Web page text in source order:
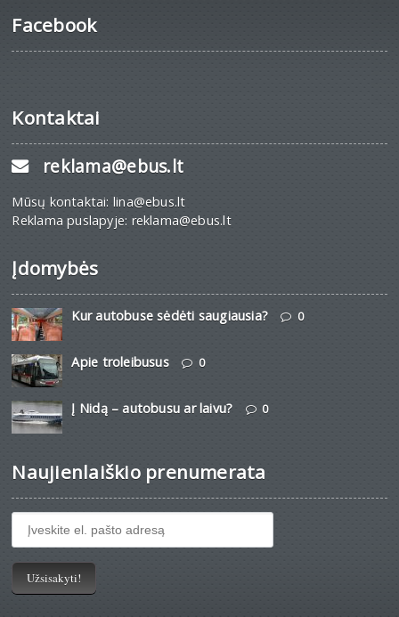
Facebook
Kontaktai
reklama@ebus.lt
Mūsų kontaktai: lina@ebus.lt
Reklama puslapyje: reklama@ebus.lt
Įdomybės
Kur autobuse sėdėti saugiausia? 0
Apie troleibusus 0
Į Nidą – autobusu ar laivu? 0
Naujienlaiškio prenumerata